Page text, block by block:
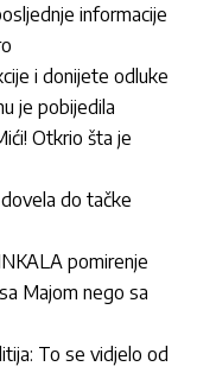
informacije
i donijete odluke
je pobijedila
Otkrio šta je
do tačke
pomirenje
Majom nego sa
To se vidjelo od